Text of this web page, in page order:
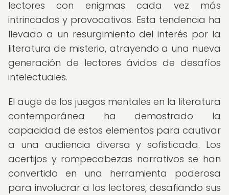
lectores con enigmas cada vez más
intrincados y provocativos. Esta tendencia ha
llevado a un resurgimiento del interés por la
literatura de misterio, atrayendo a una nueva
generación de lectores ávidos de desafíos
intelectuales.
El auge de los juegos mentales en la literatura
contemporánea ha demostrado la
capacidad de estos elementos para cautivar
a una audiencia diversa y sofisticada. Los
acertijos y rompecabezas narrativos se han
convertido en una herramienta poderosa
para involucrar a los lectores, desafiando sus